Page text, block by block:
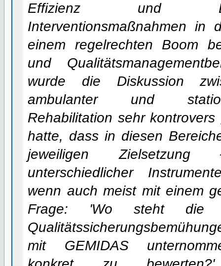
Effizienz und
Interventionsmaßnahmen in
einem regelrechten Boom
und
wurde die Diskussion
ambulanter und
Rehabilitation sehr
hatte, dass in diesen
jeweiligen
unterschiedlicher
wenn auch meist mit einem
Frage: 'Wo steht die
mit GEMIDAS